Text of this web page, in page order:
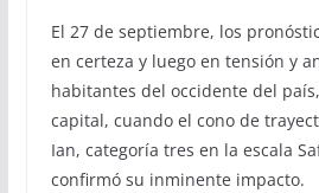
El 27 de septiembre, los
en certeza y luego en tensión y
habitantes del occidente del
capital, cuando el cono de
Ian, categoría tres en la escala
confirmó su inminente impacto.